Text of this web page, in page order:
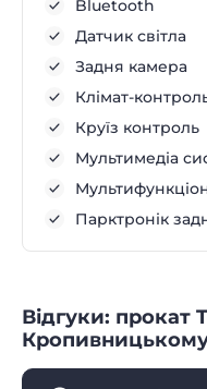
Bluetooth
Датчик світла
Задня камера
Клімат-
Круїз контроль
Мультимедіа
Парктронік
Відгуки: прокат